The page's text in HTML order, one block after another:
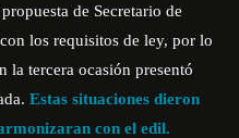
de Secretario de
los requisitos de ley, por lo
la tercera ocasión presentó
Estas situaciones dieron
con el edil.